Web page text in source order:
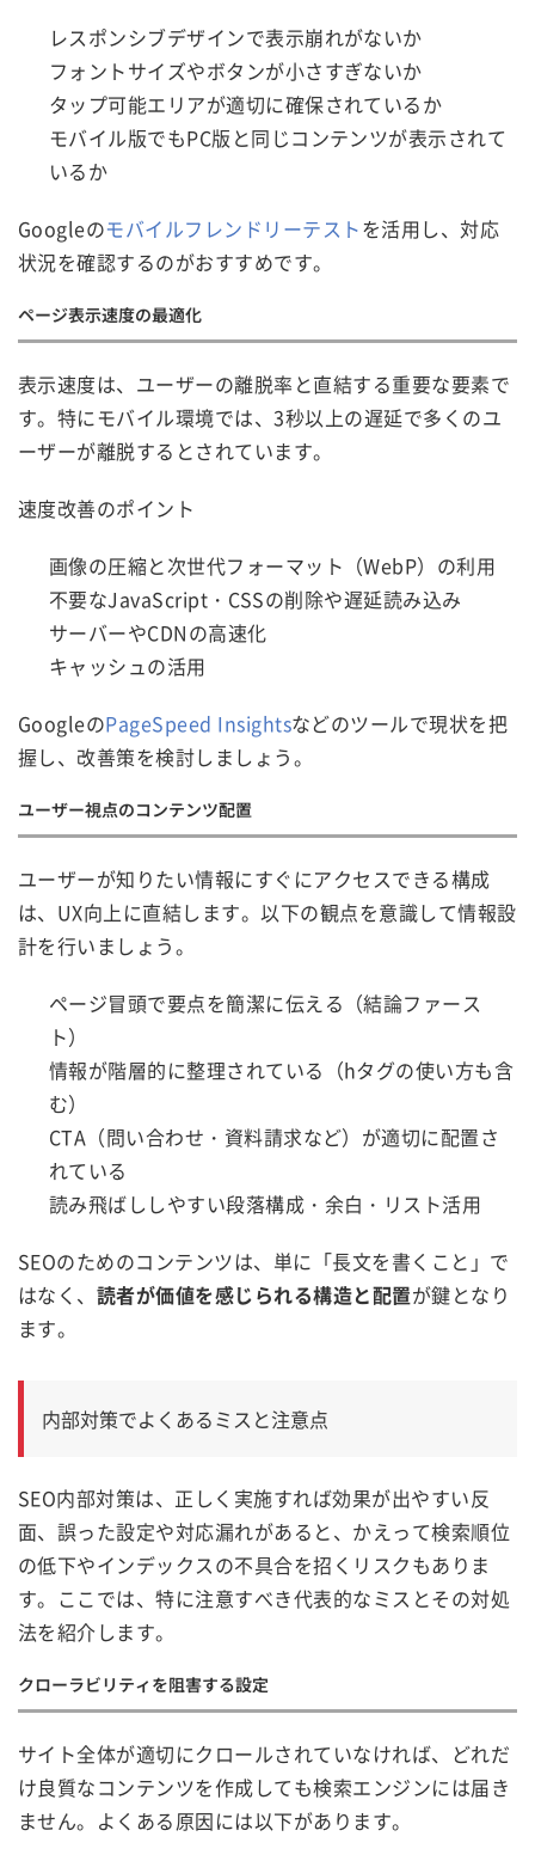
レスポンシブデザインで表示崩れがないか
フォントサイズやボタンが小さすぎないか
タップ可能エリアが適切に確保されているか
モバイル版でもPC版と同じコンテンツが表示されて
いるか
Googleのモバイルフレンドリーテストを活用し、対応
状況を確認するのがおすすめです。
ページ表示速度の最適化
表示速度は、ユーザーの離脱率と直結する重要な要素で
す。特にモバイル環境では、3秒以上の遅延で多くのユ
ーザーが離脱するとされています。
速度改善のポイント
画像の圧縮と次世代フォーマット（WebP）の利用
不要なJavaScript・CSSの削除や遅延読み込み
サーバーやCDNの高速化
キャッシュの活用
GoogleのPageSpeed Insightsなどのツールで現状を把
握し、改善策を検討しましょう。
ユーザー視点のコンテンツ配置
ユーザーが知りたい情報にすぐにアクセスできる構成
は、UX向上に直結します。以下の観点を意識して情報設
計を行いましょう。
ページ冒頭で要点を簡潔に伝える（結論ファース
ト）
情報が階層的に整理されている（hタグの使い方も含
む）
CTA（問い合わせ・資料請求など）が適切に配置さ
れている
読み飛ばししやすい段落構成・余白・リスト活用
SEOのためのコンテンツは、単に「長文を書くこと」で
はなく、 読者が価値を感じられる構造と配置が鍵となり
ます。
内部対策でよくあるミスと注意点
SEO内部対策は、正しく実施すれば効果が出やすい反
面、誤った設定や対応漏れがあると、かえって検索順位
の低下やインデックスの不具合を招くリスクもありま
す。ここでは、特に注意すべき代表的なミスとその対処
法を紹介します。
クローラビリティを阻害する設定
サイト全体が適切にクロールされていなければ、どれだ
け良質なコンテンツを作成しても検索エンジンには届き
ません。よくある原因には以下があります。